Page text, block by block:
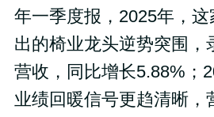
年一季度报，2025年，
出的椅业龙头逆势突围，
营收，同比增长5.88%；
业绩回暖信号更趋清晰，